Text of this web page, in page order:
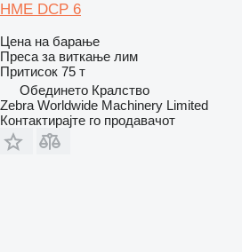
HME DCP 6
Цена на барање
Преса за виткање лим
Притисок 75 т
Обединето Кралство
Zebra Worldwide Machinery Limited
Контактирајте го продавачот